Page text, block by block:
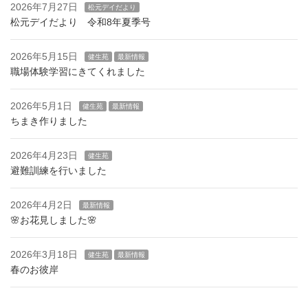
2026年7月27日 松元デイだより
松元デイだより 令和8年夏季号
2026年5月15日 健生苑 最新情報
職場体験学習にきてくれました
2026年5月1日 健生苑 最新情報
ちまき作りました
2026年4月23日 健生苑
避難訓練を行いました
2026年4月2日 最新情報
🌸お花見しました🌸
2026年3月18日 健生苑 最新情報
春のお彼岸